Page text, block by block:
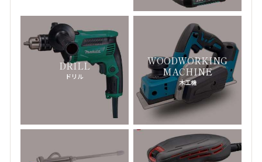
DIESEL
DELVAUX-デルヴォー-
-デビアス-
DOLCE & GABBANA -ドルチェ＆ガッバーナ-
DRIES VAN NOTEN-ドリスヴァンノッテン-
DRILL
ドリル
WOODWORKING
MACHINE
木工機